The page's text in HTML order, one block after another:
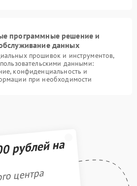
программные решение и
данных
прошивок и инструментов,
данными:
конфиденциальность и
при необходимости
рублей на
центра